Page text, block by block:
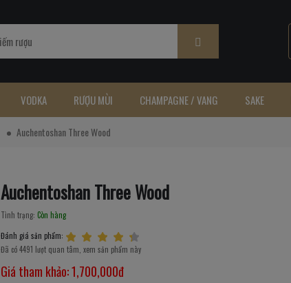
VODKA RƯỢU MÙI CHAMPAGNE / VANG SAKE
Auchentoshan Three Wood
Auchentoshan Three Wood
Tình trạng: Còn hàng
Đánh giá sản phẩm:
Đã có 4491 lượt quan tâm, xem sản phẩm này
Giá tham khảo:1,700,000đ